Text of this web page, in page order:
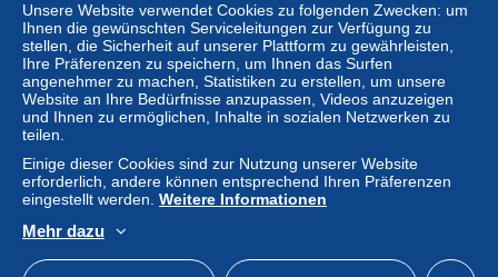
ITALIE - Enveloppe de Torino pour la France en 1854 - L
31389
± 17,36 $
Status Gewerblicher Händler
Unsere Website verwendet Cookies zu folgenden Zwecken: um
Ihnen die gewünschten Serviceleitungen zur Verfügung zu
stellen, die Sicherheit auf unserer Plattform zu gewährleisten,
Ihre Präferenzen zu speichern, um Ihnen das Surfen
angenehmer zu machen, Statistiken zu erstellen, um unsere
Website an Ihre Bedürfnisse anzupassen, Videos anzuzeigen
und Ihnen zu ermöglichen, Inhalte in sozialen Netzwerken zu
teilen.
Einige dieser Cookies sind zur Nutzung unserer Website
erforderlich, andere können entsprechend Ihren Präferenzen
eingestellt werden. Weitere Informationen
Mehr dazu